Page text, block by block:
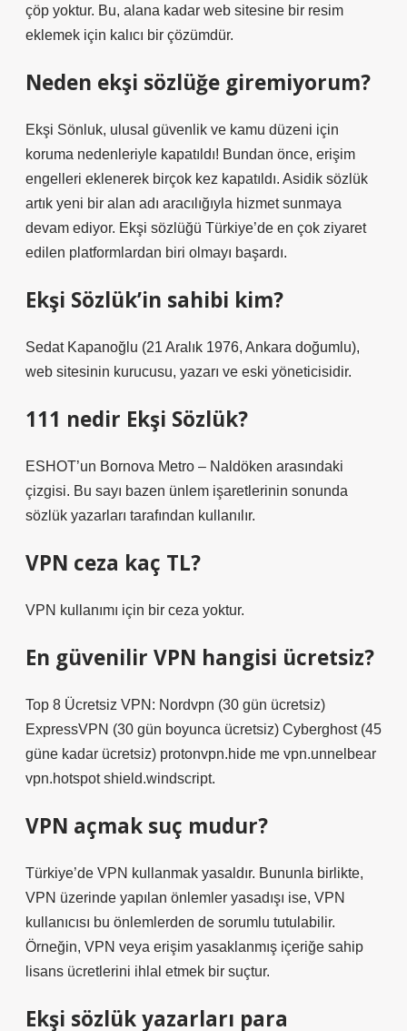
çöp yoktur. Bu, alana kadar web sitesine bir resim
eklemek için kalıcı bir çözümdür.
Neden ekşi sözlüğe giremiyorum?
Ekşi Sönluk, ulusal güvenlik ve kamu düzeni için
koruma nedenleriyle kapatıldı! Bundan önce, erişim
engelleri eklenerek birçok kez kapatıldı. Asidik sözlük
artık yeni bir alan adı aracılığıyla hizmet sunmaya
devam ediyor. Ekşi sözlüğü Türkiye’de en çok ziyaret
edilen platformlardan biri olmayı başardı.
Ekşi Sözlük’in sahibi kim?
Sedat Kapanoğlu (21 Aralık 1976, Ankara doğumlu),
web sitesinin kurucusu, yazarı ve eski yöneticisidir.
111 nedir Ekşi Sözlük?
ESHOT’un Bornova Metro – Naldöken arasındaki
çizgisi. Bu sayı bazen ünlem işaretlerinin sonunda
sözlük yazarları tarafından kullanılır.
VPN ceza kaç TL?
VPN kullanımı için bir ceza yoktur.
En güvenilir VPN hangisi ücretsiz?
Top 8 Ücretsiz VPN: Nordvpn (30 gün ücretsiz)
ExpressVPN (30 gün boyunca ücretsiz) Cyberghost (45
güne kadar ücretsiz) protonvpn.hide me vpn.unnelbear
vpn.hotspot shield.windscript.
VPN açmak suç mudur?
Türkiye’de VPN kullanmak yasaldır. Bununla birlikte,
VPN üzerinde yapılan önlemler yasadışı ise, VPN
kullanıcısı bu önlemlerden de sorumlu tutulabilir.
Örneğin, VPN veya erişim yasaklanmış içeriğe sahip
lisans ücretlerini ihlal etmek bir suçtur.
Ekşi sözlük yazarları para